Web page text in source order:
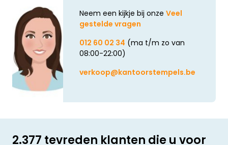
Neem een kijkje bij onze Veel
gestelde vragen
012 60 02 34 (ma t/m zo van
08:00-22:00)
verkoop@kantoorstempels.be
2.377 tevreden klanten die u voor